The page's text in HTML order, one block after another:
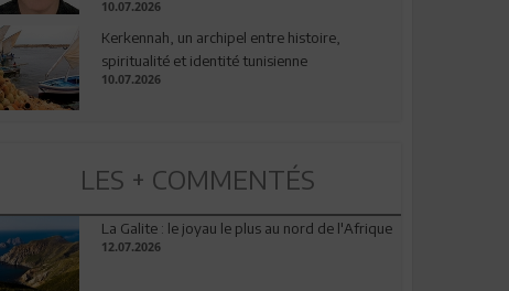
10.07.2026
Kerkennah, un archipel entre histoire,
spiritualité et identité tunisienne
10.07.2026
LES + COMMENTÉS
La Galite : le joyau le plus au nord de l'Afrique
12.07.2026